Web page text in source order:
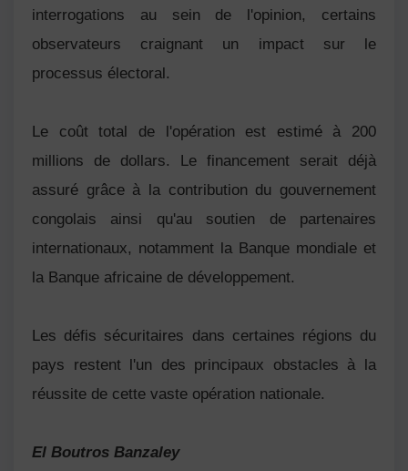
interrogations au sein de l'opinion, certains
observateurs craignant un impact sur le
processus électoral.
Le coût total de l'opération est estimé à 200
millions de dollars. Le financement serait déjà
assuré grâce à la contribution du gouvernement
congolais ainsi qu'au soutien de partenaires
internationaux, notamment la Banque mondiale et
la Banque africaine de développement.
Les défis sécuritaires dans certaines régions du
pays restent l'un des principaux obstacles à la
réussite de cette vaste opération nationale.
El Boutros Banzaley